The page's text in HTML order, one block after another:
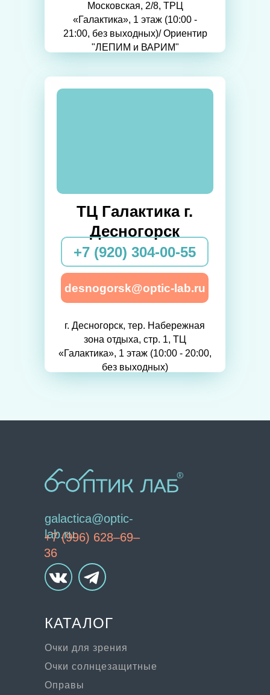
ТЦ Галактика г.
Десногорск
+7 (920) 304-00-55
desnogorsk@optic-lab.ru
г. Десногорск, тер. Набережная
зона отдыха, стр. 1, ТЦ
«Галактика», 1 этаж (10:00 - 20:00,
без выходных)
Московская, 2/8, ТРЦ
«Галактика», 1 этаж (10:00 -
21:00, без выходных)/ Ориентир
"ЛЕПИМ и ВАРИМ"
galactica@optic-
lab.ru
Очки для зрения
Очки солнцезащитные
Оправы
+7 (996) 628–69–
36
КАТАЛОГ